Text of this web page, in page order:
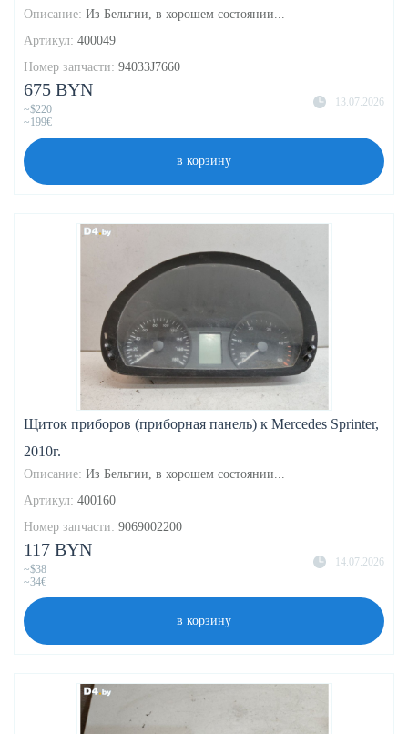
Описание: Из Бельгии, в хорошем состоянии...
Артикул: 400049
Номер запчасти: 94033J7660
13.07.2026
675 BYN
~$220
~199€
в корзину
Щиток приборов (приборная панель) к Mercedes Sprinter,
2010г.
Описание: Из Бельгии, в хорошем состоянии...
Артикул: 400160
Номер запчасти: 9069002200
14.07.2026
117 BYN
~$38
~34€
в корзину